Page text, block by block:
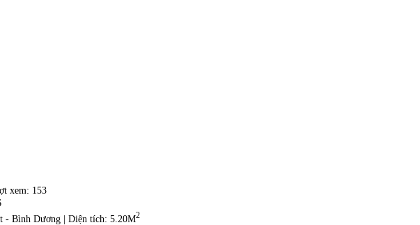
xem: 153
- Bình Dương | Diện tích: 5.20M2